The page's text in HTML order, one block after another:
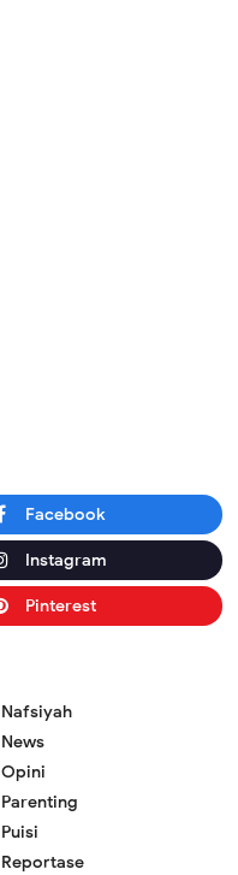
Facebook
Instagram
Pinterest
Nafsiyah
News
Opini
Parenting
Puisi
Reportase